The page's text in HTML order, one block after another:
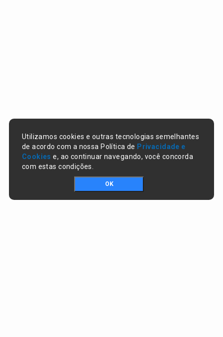
Utilizamos cookies e outras tecnologias semelhantes
de acordo com a nossa Política de Privacidade e
Cookies e, ao continuar navegando, você concorda
com estas condições.
OK